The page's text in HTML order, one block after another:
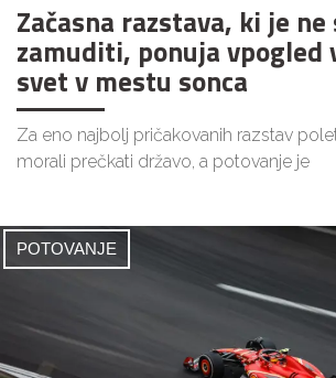
Začasna razstava, ki je
zamuditi, ponuja vpogled
svet v mestu sonca
Za eno najbolj pričakovanih razstav
morali prečkati državo, a potovanje je
POTOVANJE